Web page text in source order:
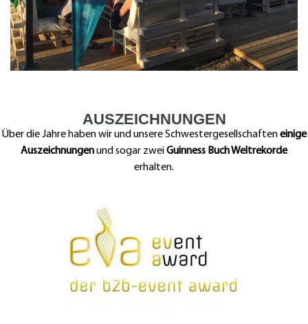
AUSZEICHNUNGEN
Über die Jahre haben wir und unsere Schwestergesellschafteneinige
Auszeichnungenund sogar zweiGuinness Buch Weltrekorde
erhalten.